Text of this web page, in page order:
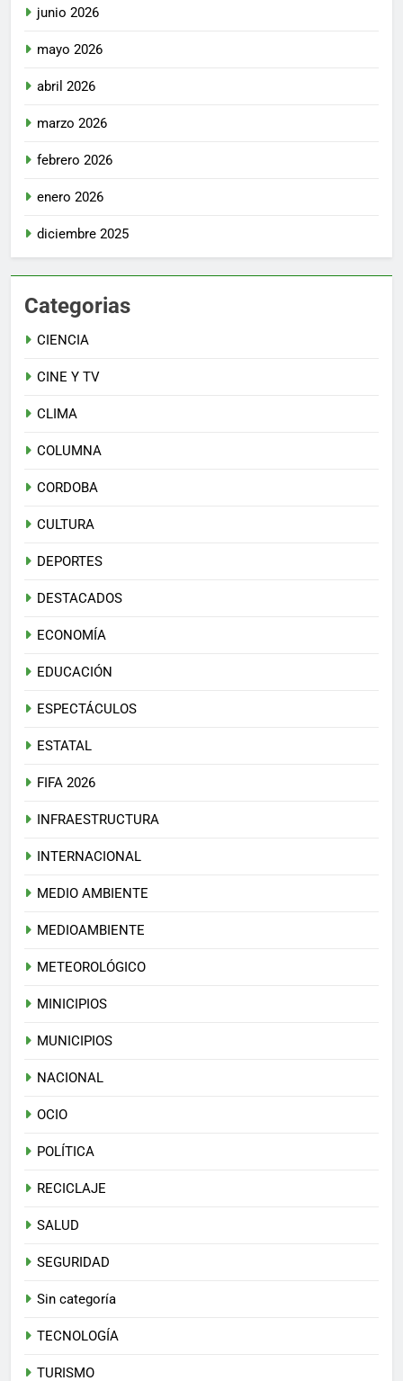
junio 2026
mayo 2026
abril 2026
marzo 2026
febrero 2026
enero 2026
diciembre 2025
Categorias
CIENCIA
CINE Y TV
CLIMA
COLUMNA
CORDOBA
CULTURA
DEPORTES
DESTACADOS
ECONOMÍA
EDUCACIÓN
ESPECTÁCULOS
ESTATAL
FIFA 2026
INFRAESTRUCTURA
INTERNACIONAL
MEDIO AMBIENTE
MEDIOAMBIENTE
METEOROLÓGICO
MINICIPIOS
MUNICIPIOS
NACIONAL
OCIO
POLÍTICA
RECICLAJE
SALUD
SEGURIDAD
Sin categoría
TECNOLOGÍA
TURISMO